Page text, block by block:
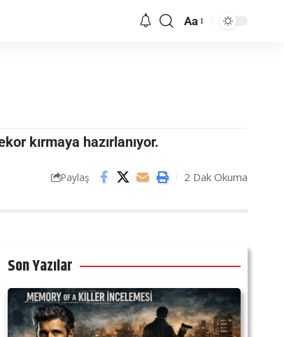
Aa
kırmaya hazırlanıyor.
Paylaş 2 Dak Okuma
Son Yazılar